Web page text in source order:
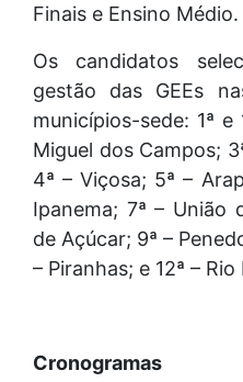
Finais e Ensino Médio.
Os candidatos
gestão das GEEs
municípios-sede: 1ª e
Miguel dos Campos;
4ª – Viçosa; 5ª –
Ipanema; 7ª – União
de Açúcar; 9ª –
– Piranhas; e 12ª – Rio
Cronogramas